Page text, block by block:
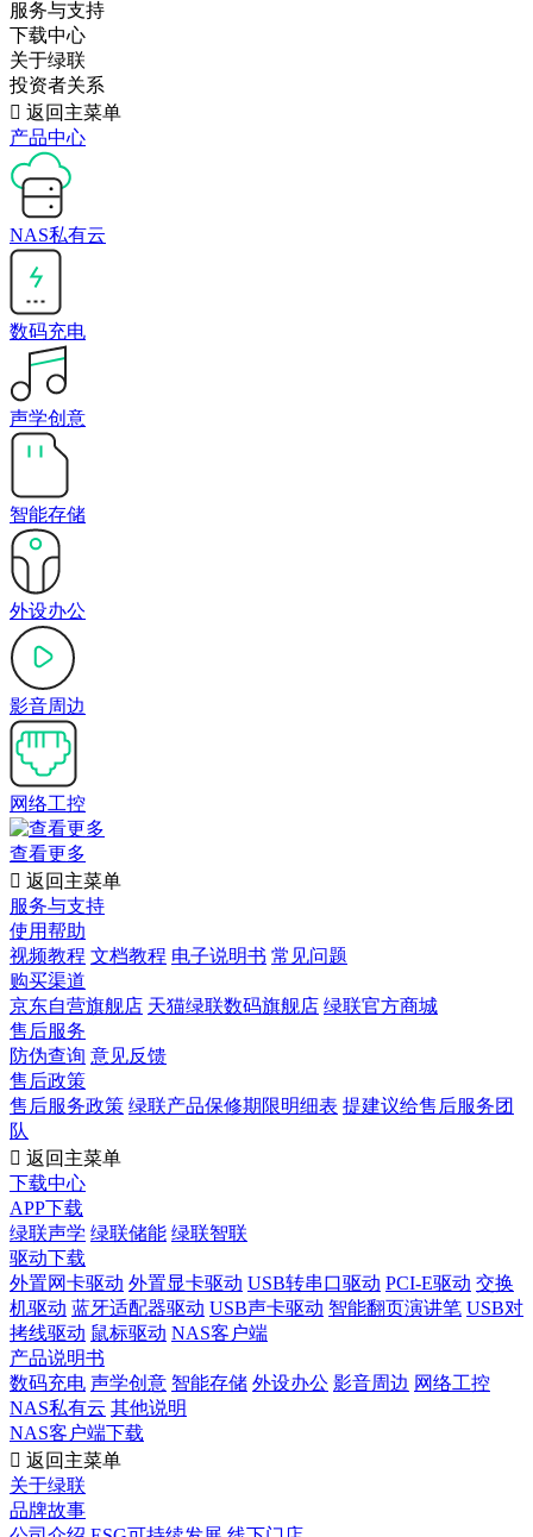
服务与支持
下载中心
关于绿联
投资者关系
 返回主菜单
产品中心
NAS私有云
数码充电
声学创意
智能存储
外设办公
影音周边
网络工控
查看更多
 返回主菜单
服务与支持
使用帮助
视频教程 文档教程 电子说明书 常见问题
购买渠道
京东自营旗舰店 天猫绿联数码旗舰店 绿联官方商城
售后服务
防伪查询 意见反馈
售后政策
售后服务政策 绿联产品保修期限明细表 提建议给售后服务团
队
 返回主菜单
下载中心
APP下载
绿联声学 绿联储能 绿联智联
驱动下载
外置网卡驱动 外置显卡驱动 USB转串口驱动 PCI-E驱动 交换
机驱动 蓝牙适配器驱动 USB声卡驱动 智能翻页演讲笔 USB对
拷线驱动 鼠标驱动 NAS客户端
产品说明书
数码充电 声学创意 智能存储 外设办公 影音周边 网络工控
NAS私有云 其他说明
NAS客户端下载
 返回主菜单
关于绿联
品牌故事